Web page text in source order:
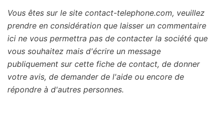
Vous êtes sur le site contact-telephone.com, veuillez
prendre en considération que laisser un commentaire
ici ne vous permettra pas de contacter la société que
vous souhaitez mais d'écrire un message
publiquement sur cette fiche de contact, de donner
votre avis, de demander de l'aide ou encore de
répondre à d'autres personnes.